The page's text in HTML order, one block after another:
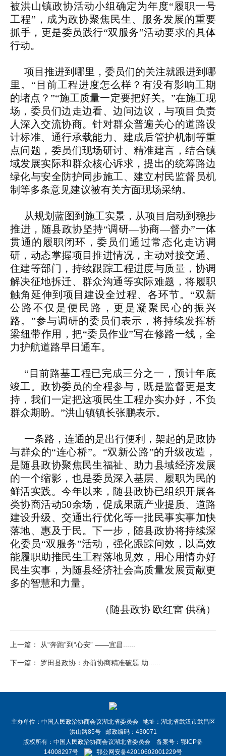
被洪山镇政协活动小组确定为年度“履职一号
工程”，成为政协聚焦民生、服务发展的重要
抓手，更是委员践行“双服务”活动要求的具体
行动。
项目推进到哪里，委员们的关注就跟进到哪
里。“目前工程进度怎么样？有没有影响工期
的堵点？”“施工质量一定要把好关。”在施工现
场，委员们边走边看、边问边议，与项目负责
人深入交流协商。针对群众普遍关心的道路设
计标准、通行承载能力、建成后管护机制等重
点问题，委员们现场研讨、精准建言，结合镇
域发展实际和群众核心诉求，提出的统筹路边
绿化与安全防护同步施工、建立村民监督员机
制等多条意见建议被有关方面现场采纳。
从规划蓝图到施工实景，从项目启动到稳步
推进，随县政协坚持“调研—协商—督办”一体
贯通的履职闭环，委员们通过常态化走访调
研，动态掌握项目推进情况，主动对接交通、
住建等部门，持续跟踪工程进度与质量，协调
解决征地拆迁、群众沟通等实际难题，将履职
触角延伸到项目建设全过程、各环节。“双新
公路不仅是便民路，更是凝聚民心的振兴
路。”参与调研的委员们表示，将持续发挥桥
梁纽带作用，把“委员作业”写在修路一线，全
力护航道路早日通车。
“目前路基工程已完成三分之一，预计年底
竣工。政协委员的全程参与，既是监督更是支
持，我们一定把这项民生工程办实办好，不负
群众期盼。”洪山镇镇长张鹏表示。
一条路，连通的是出行便利，架起的是政协
与群众的“连心桥”。“双新公路”的升级改造，
是随县政协聚焦民生福祉、助力县域经济发展
的一个缩影，也是委员深入基层、履职为民的
鲜活实践。今年以来，随县政协已组织开展各
类协商活动50余场，促成果蔬产业提质、道路
建设升级、交通出行优化等一批民事实事加快
落地、惠及于民。下一步，随县政协将持续深
化委员“双服务”活动，强化跟踪问效，以高效
能履职助推民生工程落地见效，用心用情办好
民生实事，为随县经济社会高质量发展贡献更
多的智慧和力量。
（随县政协 欧红雷 供稿）
上一篇： 从“奔跑”到“心安” ——宜昌......
下一篇： 罗田县政协：办前协商精准破题 助......
主办单位：中国人民政治协商会议湖北省委员会 地址：湖北省武汉市武昌区
洪山路85号 邮政编码：430071
版权所有：中国人民政治协商会议湖北省委员会 备案号： 鄂ICP备
14008297号
鄂公网安备42010602001229号